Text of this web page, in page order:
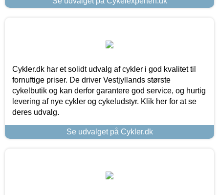
Cykler.dk har et solidt udvalg af cykler i god kvalitet til
fornuftige priser. De driver Vestjyllands største
cykelbutik og kan derfor garantere god service, og hurtig
levering af nye cykler og cykeludstyr. Klik her for at se
deres udvalg.
Se udvalget på Cykler.dk